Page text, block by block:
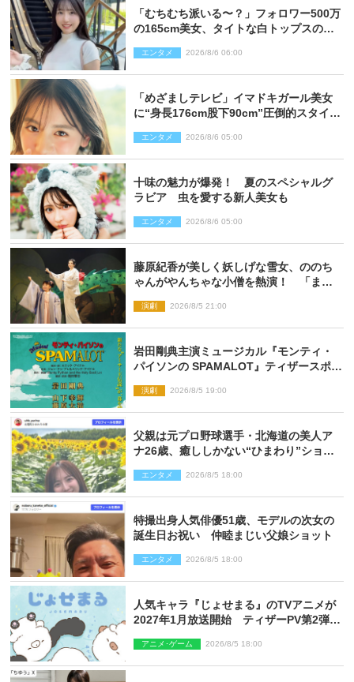
「むちむち派いる〜？」フォロワー500万
の165cm美女、タイトな白トップスの抜
エンタメ 2026/8/6 06:00
「めざましテレビ」イマドキガール美女
に“身長176cm股下90cm”圧倒的スタイル
エンタメ 2026/8/6 05:00
十味の魅力が爆発！ 夏のスペシャルグ
ラビア 虫を愛する新人美女も
エンタメ 2026/8/6 05:00
藤原紀香が美しく妖しげな雪女、ののち
ゃんがやんちゃな小僧を熱演！ 「まん
演劇 2026/8/5 21:00
岩田剛典主演ミュージカル『モンティ・
パイソンの SPAMALOT』ティザースポッ
演劇 2026/8/5 19:00
父親は元プロ野球選手・北海道の美人ア
ナ26歳、癒ししかない“ひまわり”ショッ
エンタメ 2026/8/5 18:00
特撮出身人気俳優51歳、モデルの次女の
誕生日お祝い 仲睦まじい父娘ショット
エンタメ 2026/8/5 18:00
人気キャラ『じょせまる』のTVアニメが
2027年1月放送開始 ティザーPV第2弾も
アニメ･ゲーム 2026/8/5 18:00